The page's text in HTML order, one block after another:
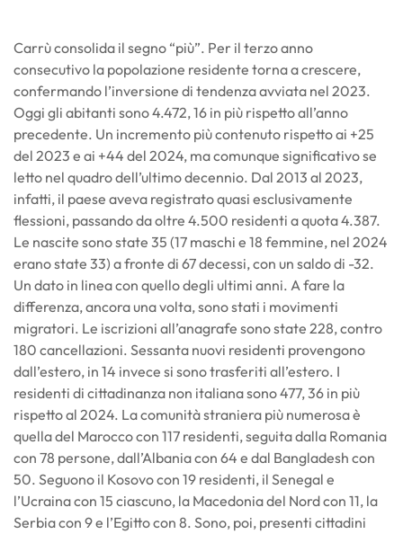
Carrù consolida il segno “più”. Per il terzo anno
consecutivo la popolazione residente torna a crescere,
confermando l’inversione di tendenza avviata nel 2023.
Oggi gli abitanti sono 4.472, 16 in più rispetto all’anno
precedente. Un incremento più contenuto rispetto ai +25
del 2023 e ai +44 del 2024, ma comunque significativo se
letto nel quadro dell’ultimo decennio. Dal 2013 al 2023,
infatti, il paese aveva registrato quasi esclusivamente
flessioni, passando da oltre 4.500 residenti a quota 4.387.
Le nascite sono state 35 (17 maschi e 18 femmine, nel 2024
erano state 33) a fronte di 67 decessi, con un saldo di -32.
Un dato in linea con quello degli ultimi anni. A fare la
differenza, ancora una volta, sono stati i movimenti
migratori. Le iscrizioni all’anagrafe sono state 228, contro
180 cancellazioni. Sessanta nuovi residenti provengono
dall’estero, in 14 invece si sono trasferiti all’estero. I
residenti di cittadinanza non italiana sono 477, 36 in più
rispetto al 2024. La comunità straniera più numerosa è
quella del Marocco con 117 residenti, seguita dalla Romania
con 78 persone, dall’Albania con 64 e dal Bangladesh con
50. Seguono il Kosovo con 19 residenti, il Senegal e
l’Ucraina con 15 ciascuno, la Macedonia del Nord con 11, la
Serbia con 9 e l’Egitto con 8. Sono, poi, presenti cittadini